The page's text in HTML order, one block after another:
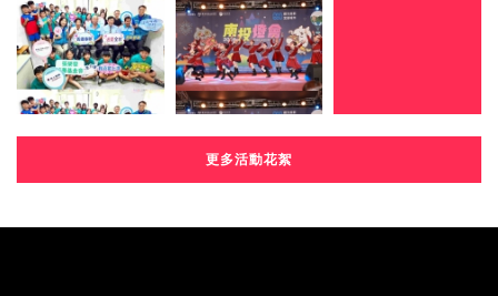
更多活動花絮